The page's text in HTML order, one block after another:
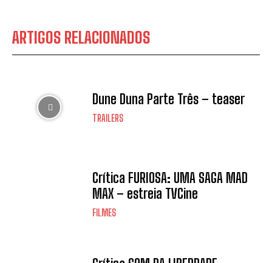
ARTIGOS RELACIONADOS
Dune Duna Parte Três – teaser
TRAILERS
Crítica FURIOSA: UMA SAGA MAD
MAX – estreia TVCine
FILMES